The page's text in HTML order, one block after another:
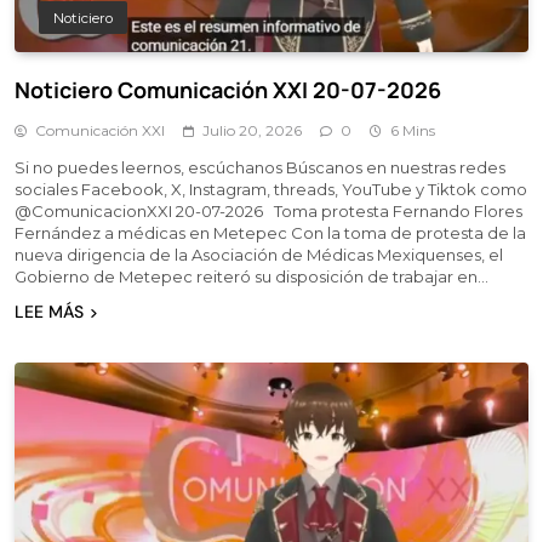
Noticiero
Noticiero Comunicación XXI 20-07-2026
Comunicación XXI Julio 20, 2026 0 6 Mins
Si no puedes leernos, escúchanos Búscanos en nuestras redes
sociales Facebook, X, Instagram, threads, YouTube y Tiktok como
@ComunicacionXXI 20-07-2026 Toma protesta Fernando Flores
Fernández a médicas en Metepec Con la toma de protesta de la
nueva dirigencia de la Asociación de Médicas Mexiquenses, el
Gobierno de Metepec reiteró su disposición de trabajar en…
LEE MÁS